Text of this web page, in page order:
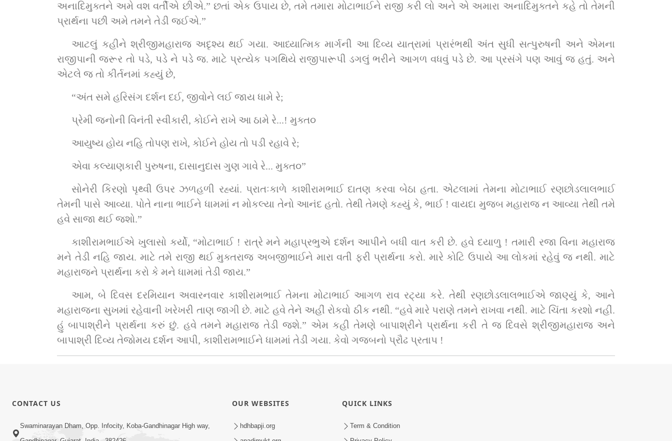
અનાદિમુક્તને અમે વશ વર્તીએ છીએ.” છતાં એક ઉપાય છે, તમે તમારા મોટાભાઈને રાજી કરી લો અને એ અમારા અનાદિમુક્તને કહે તો તેમની
પ્રાર્થના પછી અમે તમને તેડી જઈએ.”
આટલું કહીને શ્રીજીમહારાજ અદૃશ્ય થઈ ગયા. આધ્યાત્મિક માર્ગની આ દિવ્ય યાત્રામાં પ્રારંભથી અંત સુધી સત્પુરુષની અને એમના
રાજીપાની જરૂર તો પડે, પડે ને પડે જ. માટે પ્રત્યેક પગથિયે રાજીપારૂપી ડગલું ભરીને આગળ વધવું પડે છે. આ પ્રસંગે પણ આવું જ હતું. અને
એટલે જ તો કીર્તનમાં કહ્યું છે,
“અંત સમે હરિસંગ દર્શન દઈ, જીવોને લઈ જાય ધામે રે;
પ્રેમી જનોની વિનંતી સ્વીકારી, કોઈને રાખે આ ઠામે રે...! મુક્ત૦
આયુષ્ય હોય નહિ તોપણ રાખે, કોઈને હોય તો પડી રહાવે રે;
એવા કલ્યાણકારી પુરુષના, દાસાનુદાસ ગુણ ગાવે રે... મુક્ત૦”
સોનેરી કિરણો પૃથ્વી ઉપર ઝળહળી રહ્યાં. પ્રાતઃકાળે કાશીરામભાઈ દાતણ કરવા બેઠા હતા. એટલામાં તેમના મોટાભાઈ રણછોડલાલભાઈ
તેમની પાસે આવ્યા. પોતે નાના ભાઈને ધામમાં ન મોકલ્યા તેનો આનંદ હતો. તેથી તેમણે કહ્યું કે, ભાઈ ! વાયદા મુજબ મહારાજ ન આવ્યા તેથી તમે
હવે સાજા થઈ જશો.”
કાશીરામભાઈએ ખુલાસો કર્યો, “મોટાભાઈ ! રાત્રે મને મહાપ્રભુએ દર્શન આપીને બધી વાત કરી છે. હવે દયાળુ ! તમારી રજા વિના મહારાજ
મને તેડી નહિ જાય. માટે તમે રાજી થઈ મુક્તરાજ અબજીભાઈને મારા વતી ફરી પ્રાર્થના કરો. મારે કોટિ ઉપાયે આ લોકમાં રહેવું જ નથી. માટે
મહારાજને પ્રાર્થના કરો કે મને ધામમાં તેડી જાય.”
આમ, બે દિવસ દરમિયાન અવારનવાર કાશીરામભાઈ તેમના મોટાભાઈ આગળ રાવ રટ્યા કરે. તેથી રણછોડલાલભાઈએ જાણ્યું કે, આને
મહારાજના સુખમાં રહેવાની ખરેખરી તાણ જાગી છે. માટે હવે તેને અહીં રોકવો ઠીક નથી. “હવે મારે પરાણે તમને રાખવા નથી. માટે ચિંતા કરશો નહીં.
હું બાપાશ્રીને પ્રાર્થના કરું છું. હવે તમને મહારાજ તેડી જશે.” એમ કહી તેમણે બાપાશ્રીને પ્રાર્થના કરી તે જ દિવસે શ્રીજીમહારાજ અને
બાપાશ્રી દિવ્ય તેજોમય દર્શન આપી, કાશીરામભાઈને ધામમાં તેડી ગયા. કેવો ગજબનો પ્રૌઢ પ્રતાપ !
CONTACT US
Swaminarayan Dham, Opp. Infocity, Koba-Gandhinagar High way,
OUR WEBSITES
hdhbapji.org
QUICK LINKS
Term & Condition